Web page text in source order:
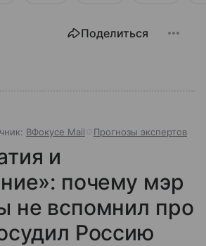
Поделиться
ВФокусе Mail Прогнозы экспертов
и
почему мэр
не вспомнил про
Россию